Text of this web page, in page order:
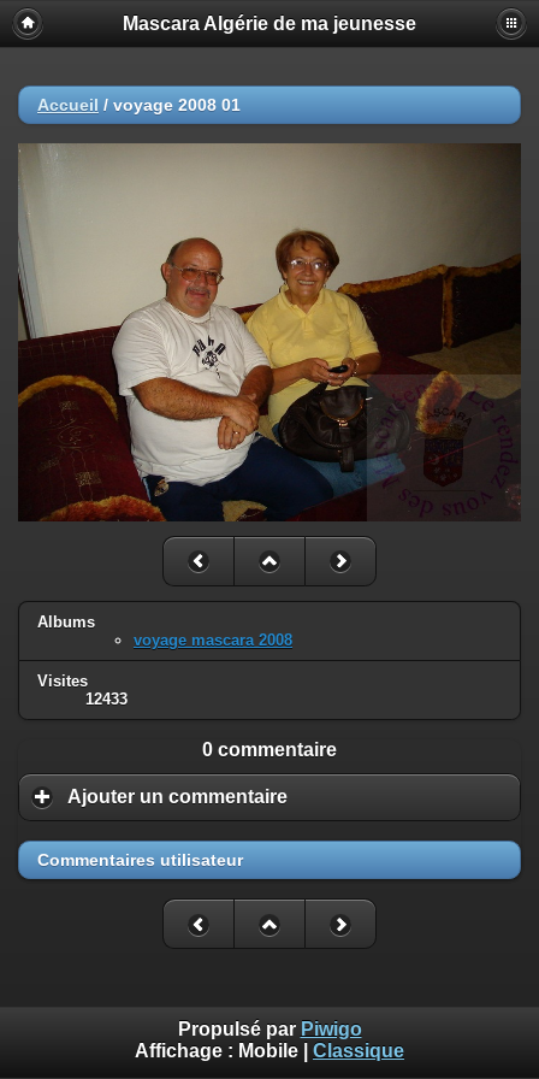
Mascara Algérie de ma jeunesse
Accueil / voyage 2008 01
Albums
voyage mascara 2008
Visites
12433
0 commentaire
Ajouter un commentaire
Commentaires utilisateur
Propulsé par Piwigo
Affichage : Mobile Classique